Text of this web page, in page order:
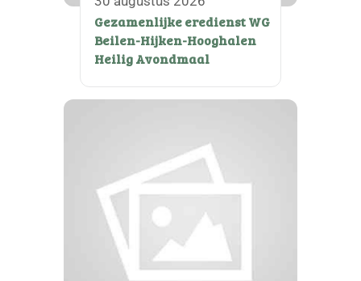
Gezamenlijke eredienst WG
Beilen-Hijken-Hooghalen
Heilig Avondmaal